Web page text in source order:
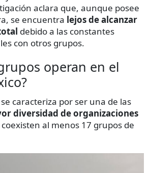
aclara que, aunque posee
se encuentra lejos de alcanzar
debido a las constantes
con otros grupos.
operan en el
caracteriza por ser una de las
diversidad de organizaciones
al menos 17 grupos de